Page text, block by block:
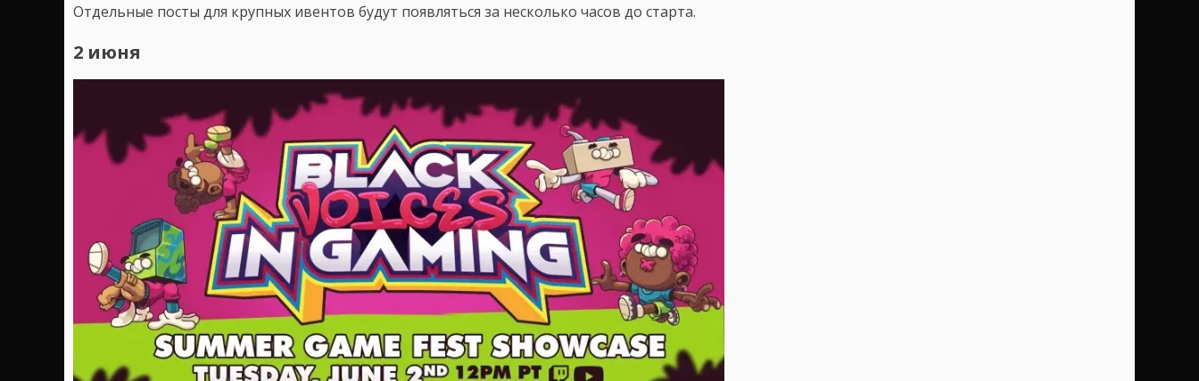
Отдельные посты для крупных ивентов будут появляться за несколько часов до старта.
2 июня